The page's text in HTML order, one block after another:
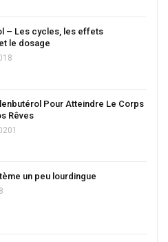
– Les cycles, les effets
le dosage
Pour Atteindre Le Corps
Rêves
un peu lourdingue